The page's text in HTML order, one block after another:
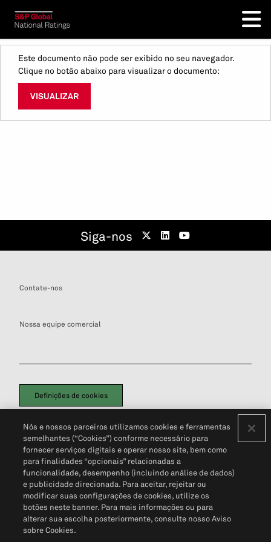
Este documento não pode ser exibido no seu navegador.
Clique no botão abaixo para visualizar o documento:
VISUALIZAR
Siga-nos
Contate-nos
Nossa equipe comercial
Definições de cookies
Política de PrivacidadePortal de privacidade do cliente (em inglês)
Não Venda Minhas Informações Pessoais© 2026 S&P Global
Nós e nossos parceiros utilizamos cookies e ferramentas
semelhantes (“Cookies”) conforme necessário para
fornecer serviços digitais e operar nosso site, bem como
para finalidades “opcionais” relacionadas a
funcionalidade, desempenho (incluindo análise de dados)
e publicidade direcionada. Para aceitar, rejeitar ou
modificar suas configurações de cookies, utilize os
botões neste banner. Para mais informações ou para
alterar sua escolha posteriormente, consulte nosso Aviso
sobre Cookies.